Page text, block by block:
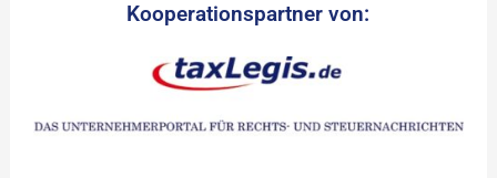
Kooperationspartner von: